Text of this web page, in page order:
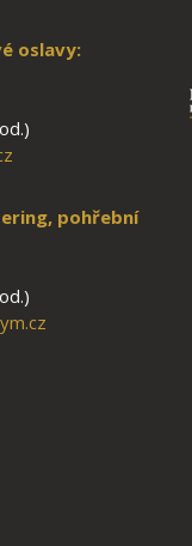
oslavy:
pohřební